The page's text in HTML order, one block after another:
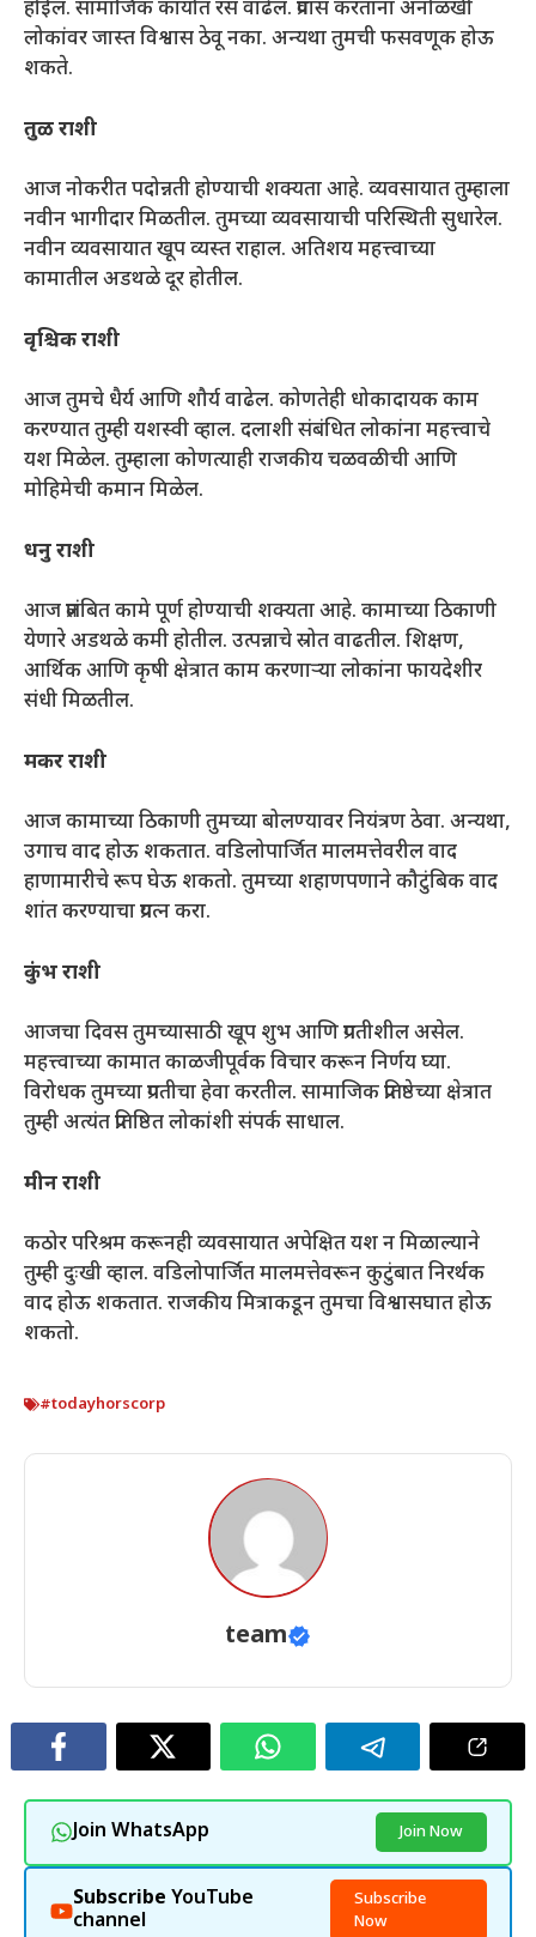
होईल. सामाजिक कार्यात रस वाढेल. प्रवास करताना अनोळखी
लोकांवर जास्त विश्वास ठेवू नका. अन्यथा तुमची फसवणूक होऊ
शकते.
तुळ राशी
आज नोकरीत पदोन्नती होण्याची शक्यता आहे. व्यवसायात तुम्हाला
नवीन भागीदार मिळतील. तुमच्या व्यवसायाची परिस्थिती सुधारेल.
नवीन व्यवसायात खूप व्यस्त राहाल. अतिशय महत्त्वाच्या
कामातील अडथळे दूर होतील.
वृश्चिक राशी
आज तुमचे धैर्य आणि शौर्य वाढेल. कोणतेही धोकादायक काम
करण्यात तुम्ही यशस्वी व्हाल. दलाशी संबंधित लोकांना महत्त्वाचे
यश मिळेल. तुम्हाला कोणत्याही राजकीय चळवळीची आणि
मोहिमेची कमान मिळेल.
धनु राशी
आज प्रलंबित कामे पूर्ण होण्याची शक्यता आहे. कामाच्या ठिकाणी
येणारे अडथळे कमी होतील. उत्पन्नाचे स्रोत वाढतील. शिक्षण,
आर्थिक आणि कृषी क्षेत्रात काम करणाऱ्या लोकांना फायदेशीर
संधी मिळतील.
मकर राशी
आज कामाच्या ठिकाणी तुमच्या बोलण्यावर नियंत्रण ठेवा. अन्यथा,
उगाच वाद होऊ शकतात. वडिलोपार्जित मालमत्तेवरील वाद
हाणामारीचे रूप घेऊ शकतो. तुमच्या शहाणपणाने कौटुंबिक वाद
शांत करण्याचा प्रयत्न करा.
कुंभ राशी
आजचा दिवस तुमच्यासाठी खूप शुभ आणि प्रगतीशील असेल.
महत्त्वाच्या कामात काळजीपूर्वक विचार करून निर्णय घ्या.
विरोधक तुमच्या प्रगतीचा हेवा करतील. सामाजिक प्रतिष्ठेच्या क्षेत्रात
तुम्ही अत्यंत प्रतिष्ठित लोकांशी संपर्क साधाल.
मीन राशी
कठोर परिश्रम करूनही व्यवसायात अपेक्षित यश न मिळाल्याने
तुम्ही दुःखी व्हाल. वडिलोपार्जित मालमत्तेवरून कुटुंबात निरर्थक
वाद होऊ शकतात. राजकीय मित्राकडून तुमचा विश्वासघात होऊ
शकतो.
#todayhorscorp
team
Join WhatsApp Join Now
Subscribe YouTube
channel
Subscribe
Now